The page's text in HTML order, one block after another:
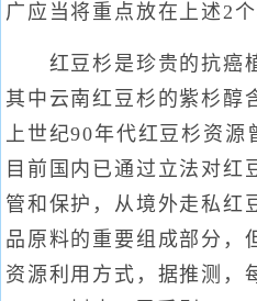
广应当将重点放在上述2个
红豆杉是珍贵的抗癌植
其中云南红豆杉的紫杉醇
上世纪90年代红豆杉资源
目前国内已通过立法对红
管和保护，从境外走私红
品原料的重要组成部分，
资源利用方式，据推测，